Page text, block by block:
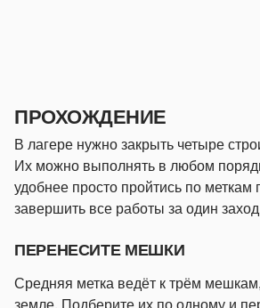
ПРОХОЖДЕНИЕ
В лагере нужно закрыть четыре
Их можно выполнять в любом
удобнее просто пройтись по меткам
завершить все работы за один
ПЕРЕНЕСИТЕ МЕШКИ
Средняя метка ведёт к трём
земле. Подберите их по одному и